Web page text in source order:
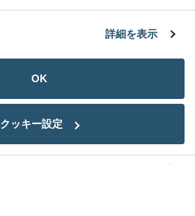
詳細を表示
OK
クッキー設定